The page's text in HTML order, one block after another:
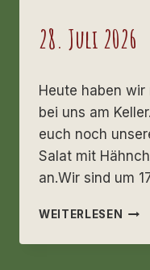
28. Juli 2026
Heute haben
bei uns am
euch noch
Salat mit
an.Wir sind um
WEITERLESEN